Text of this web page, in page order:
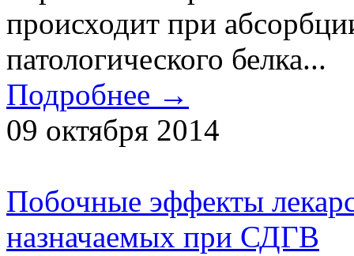
происходит при
патологического белка...
Подробнее →
09 октября 2014
Побочные эффекты
назначаемых при СДГВ